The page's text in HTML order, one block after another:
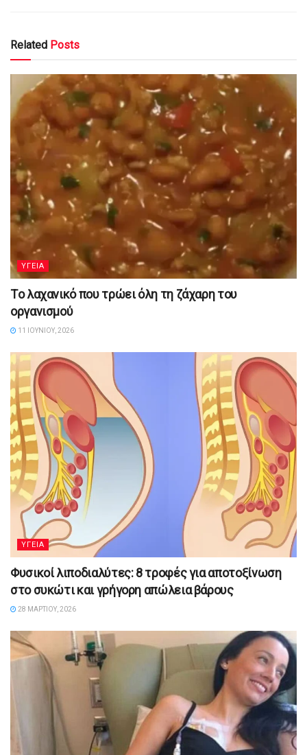
Related Posts
YΓΕΙΑ
Tο λαχανικό που τρώει όλη τη ζάχαρη του
οργανισμού
11 ΙΟΥΝΊΟΥ, 2026
YΓΕΙΑ
Φυσικοί λιποδιαλύτες: 8 τροφές για αποτοξίνωση
στο συκώτι και γρήγορη απώλεια βάρους
28 ΜΑΡΤΊΟΥ, 2026